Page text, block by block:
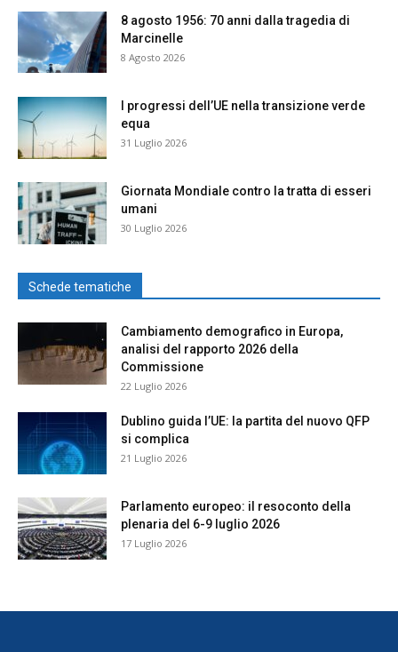
8 agosto 1956: 70 anni dalla tragedia di
Marcinelle
8 Agosto 2026
I progressi dell’UE nella transizione verde
equa
31 Luglio 2026
Giornata Mondiale contro la tratta di esseri
umani
30 Luglio 2026
Schede tematiche
Cambiamento demografico in Europa,
analisi del rapporto 2026 della
Commissione
22 Luglio 2026
Dublino guida l’UE: la partita del nuovo QFP
si complica
21 Luglio 2026
Parlamento europeo: il resoconto della
plenaria del 6-9 luglio 2026
17 Luglio 2026